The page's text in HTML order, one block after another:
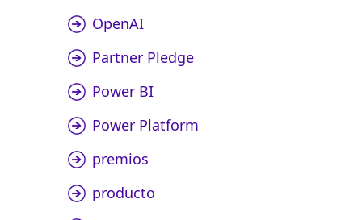
OpenAI
Partner Pledge
Power BI
Power Platform
premios
producto